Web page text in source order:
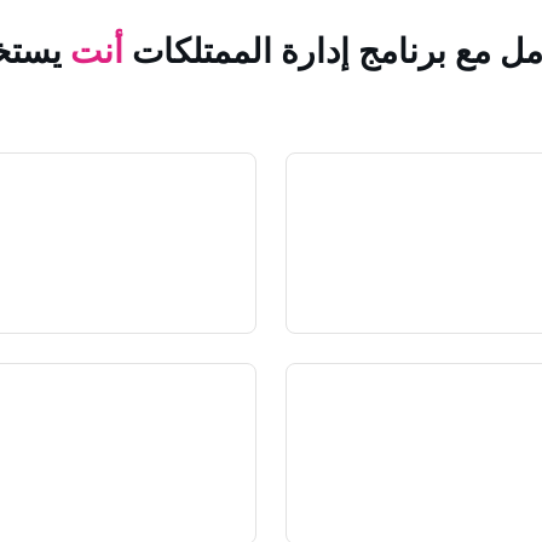
مع برنامج إدارة الممتلكات أنت